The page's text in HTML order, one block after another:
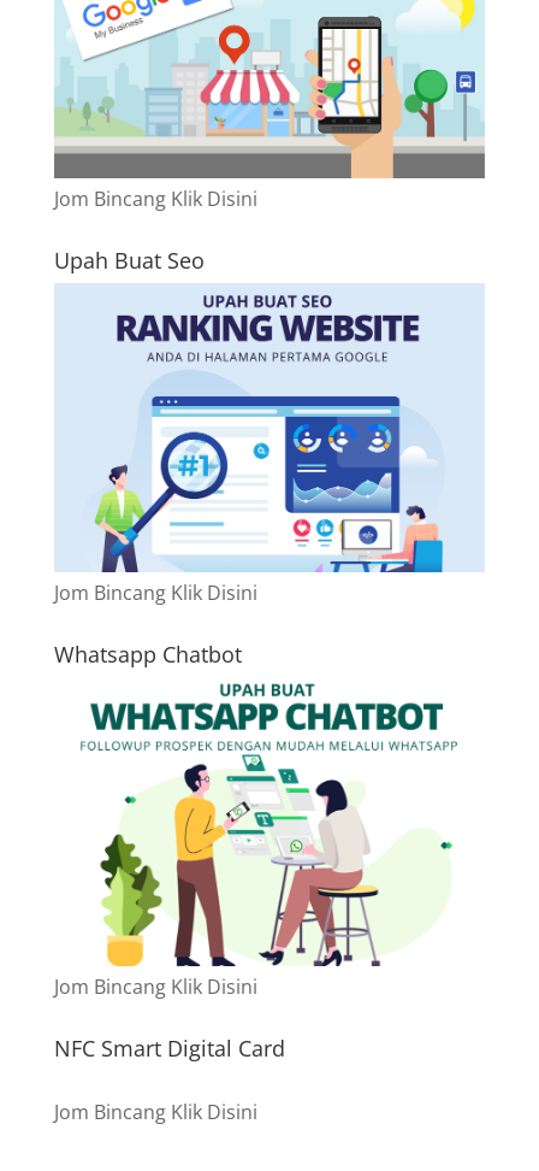
Jom Bincang Klik Disini
Upah Buat Seo
Jom Bincang Klik Disini
Whatsapp Chatbot
Jom Bincang Klik Disini
NFC Smart Digital Card
Jom Bincang Klik Disini